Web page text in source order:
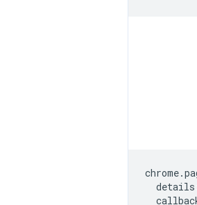
chrome.
details